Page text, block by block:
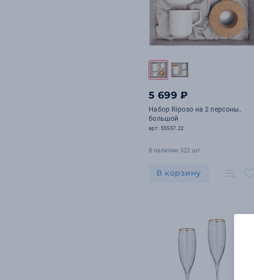
5 699 ₽
Набор Riposo на 2 персоны,
большой
арт. 55557.22
В наличии 522 шт.
В корзину